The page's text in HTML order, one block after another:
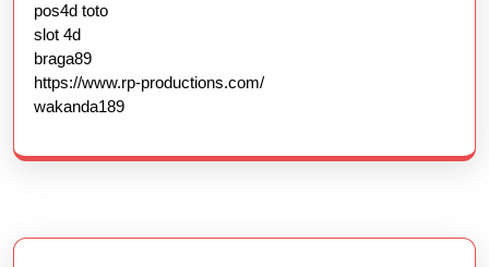
pos4d toto
slot 4d
braga89
https://www.rp-productions.com/
wakanda189